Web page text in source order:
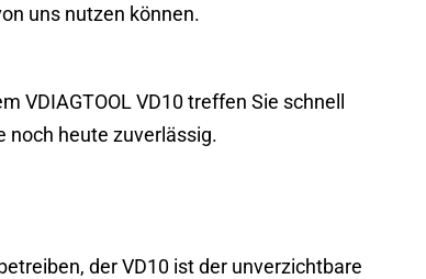
uns nutzen können.
VDIAGTOOL VD10 treffen Sie schnell
noch heute zuverlässig.
der VD10 ist der unverzichtbare